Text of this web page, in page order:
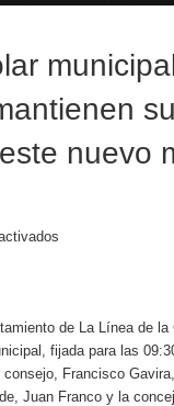
nuevo
de La Línea de
fijada para las
Francisco
Juan Franco y la